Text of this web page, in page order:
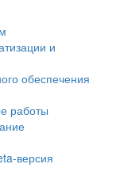
и
обеспечения
работы
версия